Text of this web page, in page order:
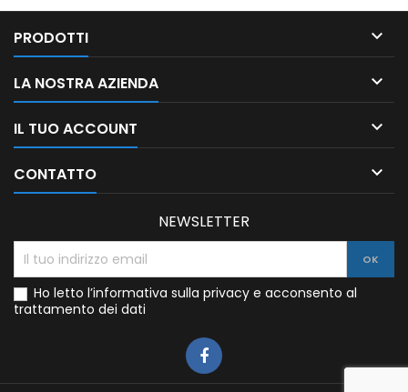
PRODOTTI 
LA NOSTRA AZIENDA 
IL TUO ACCOUNT 
CONTATTO 
NEWSLETTER
Ho letto l’informativa sulla privacy e acconsento al
trattamento dei dati